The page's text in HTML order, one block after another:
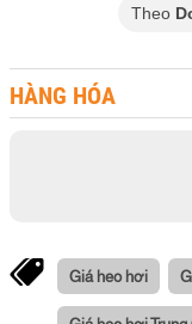
Theo
HÀNG HÓA
Giá heo hơi